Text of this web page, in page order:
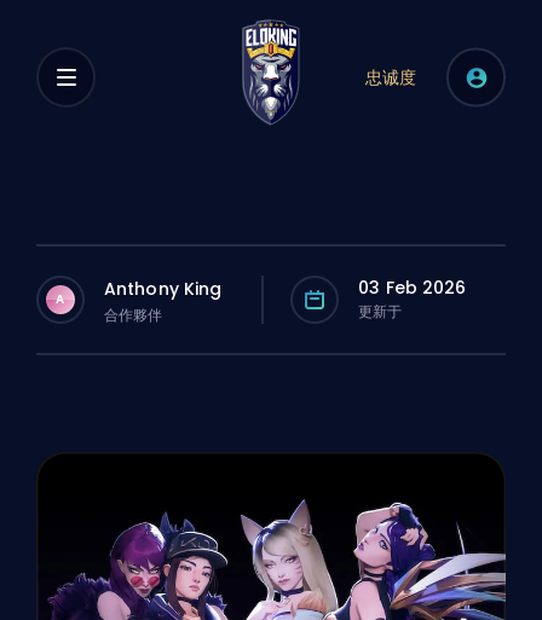
忠诚度
A Anthony King
合作夥伴
03 Feb 2026
更新于